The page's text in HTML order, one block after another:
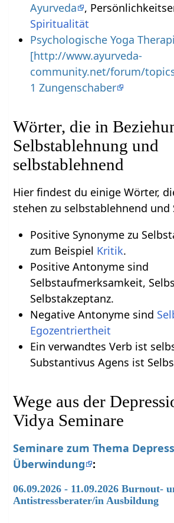
Ayurveda
,
Spiritualität
Psychologische Yoga
[http://www.ayurveda-
community.net/forum/
1 Zungenschaber
Wörter, die in
Selbstablehnung und
selbstablehnend
Hier findest du einige Wörter,
stehen zu selbstablehnend und
Positive Synonyme zu
zum Beispiel Kritik.
Positive Antonyme sind
Selbstaufmerksamkeit,
Selbstakzeptanz.
Negative Antonyme sind
Egozentriertheit
Ein verwandtes Verb ist
Substantivus Agens ist
Wege aus der
Vidya Seminare
Seminare zum Thema
Überwindung
:
06.09.2026 - 11.09.2026 Burnout-
Antistressberater/in Ausbildung